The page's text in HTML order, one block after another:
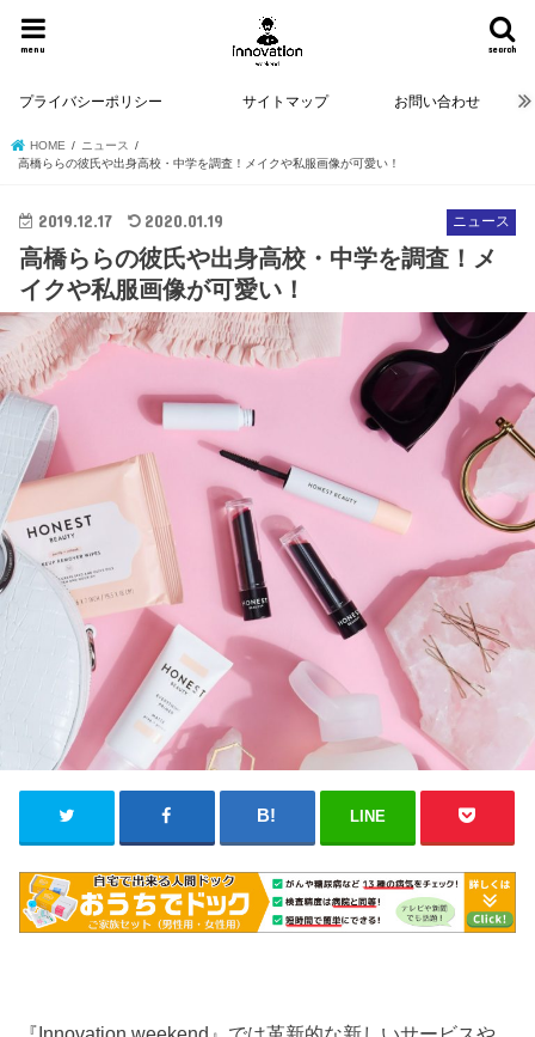
search
menu
プライバシーポリシー サイトマップ お問い合わせ
HOME
ニュース
高橋ららの彼氏や出身高校・中学を調査！メイクや私服画像が可愛い！
ニュース
2019.12.17 2020.01.19
高橋ららの彼氏や出身高校・中学を調査！メ
イクや私服画像が可愛い！
LINE